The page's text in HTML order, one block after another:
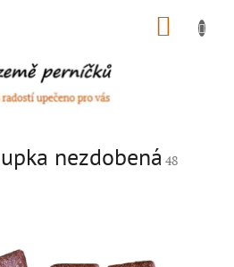
nezdobená 48